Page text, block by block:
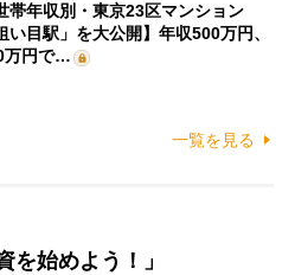
帯年収別・東京23区マンション
い目駅」を大公開】年収500万円、
万円で…
一覧を見る
を始めよう！」